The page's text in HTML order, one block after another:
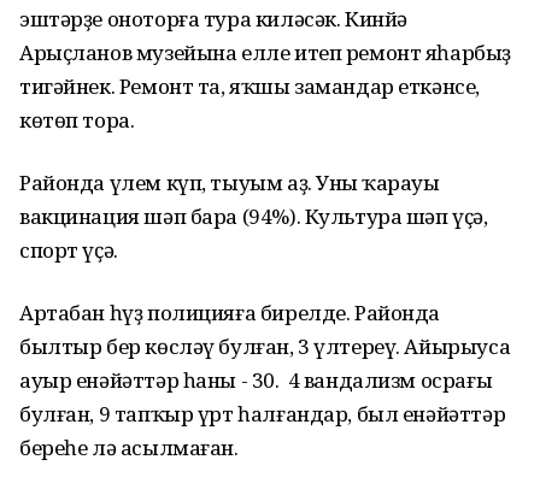
эштәрҙе оноторға тура киләсәк. Кинйә
Арыҫланов музейына елле итеп ремонт яһарбыҙ
тигәйнек. Ремонт та, яҡшы замандар еткәнсе,
көтөп тора.
Районда үлем күп, тыуым аҙ. Уның ҡарауы
вакцинация шәп бара (94%). Культура шәп үҫә,
спорт үҫә.
Артабан һүҙ полицияға бирелде. Районда
былтыр бер көсләү булған, 3 үлтереү. Айырыуса
ауыр енәйәттәр һаны - 30. 4 вандализм осрағы
булған, 9 тапҡыр үрт һалғандар, был енәйәттәр
береһе лә асылмаған.